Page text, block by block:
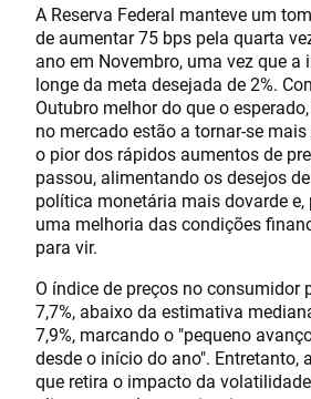
A Reserva Federal manteve um
de aumentar 75 bps pela quarta
ano em Novembro, uma vez que
longe da meta desejada de 2%.
Outubro melhor do que o
no mercado estão a tornar-se
o pior dos rápidos aumentos de
passou, alimentando os desejos
política monetária mais dovarde e,
uma melhoria das condições
para vir.
O índice de preços no consumidor
7,7%, abaixo da estimativa
7,9%, marcando o "pequeno
desde o início do ano". Entretanto,
que retira o impacto da